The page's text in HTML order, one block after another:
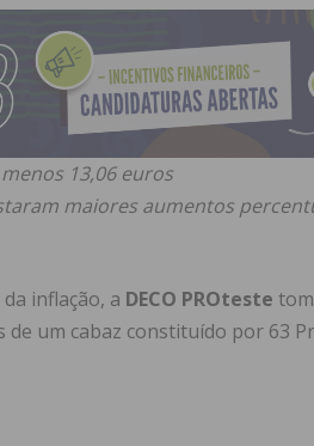
13,06 euros
maiores aumentos
inflação, a DECO PROteste
de um cabaz constituído por 63